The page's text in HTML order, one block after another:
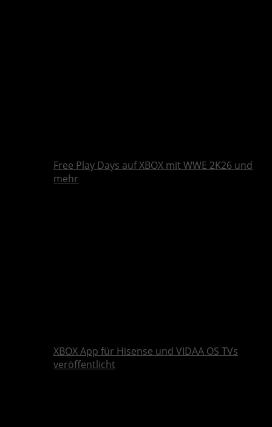
Free Play Days auf XBOX mit WWE 2K26 und
mehr
XBOX App für Hisense und VIDAA OS TVs
veröffentlicht